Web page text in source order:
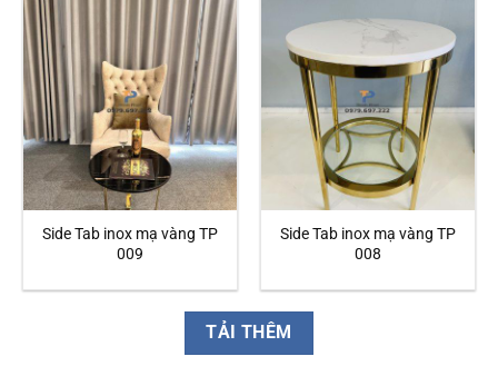
Side Tab inox mạ vàng TP
009
Side Tab inox mạ vàng TP
008
TẢI THÊM